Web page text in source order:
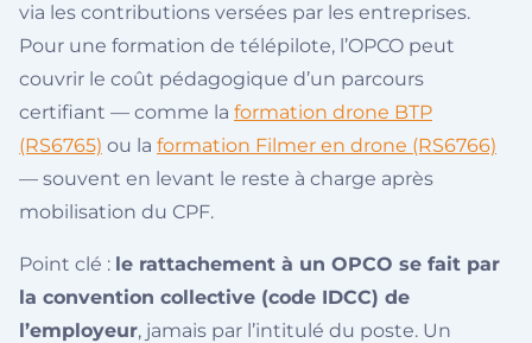
via les contributions versées par les entreprises.
Pour une formation de télépilote, l’OPCO peut
couvrir le coût pédagogique d’un parcours
certifiant — comme la formation drone BTP
(RS6765) ou la formation Filmer en drone (RS6766)
— souvent en levant le reste à charge après
mobilisation du CPF.
Point clé : le rattachement à un OPCO se fait par
la convention collective (code IDCC) de
l’employeur, jamais par l’intitulé du poste. Un